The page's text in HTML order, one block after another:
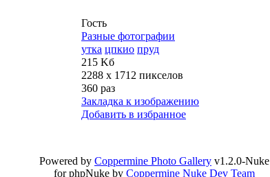
Гость
Разные фотографии
утка цпкио пруд
215 Kб
2288 x 1712 пикселов
360 раз
Закладка к изображению
Добавить в избранное
Powered by Coppermine Photo Gallery v1.2.0-Nuke
for phpNuke by Coppermine Nuke Dev Team